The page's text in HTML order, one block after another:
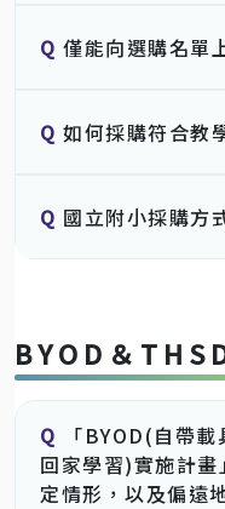
Q 僅能向選購名單
Q 如何採購符合教
Q 國立附小採購方
BYOD＆
Q
「BYOD(自帶
回家學習)實施計
定情形，以及偏遠